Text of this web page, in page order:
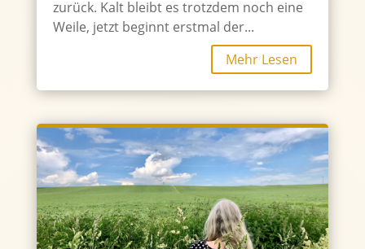
zurück. Kalt bleibt es trotzdem noch eine
Weile, jetzt beginnt erstmal der...
Mehr Lesen